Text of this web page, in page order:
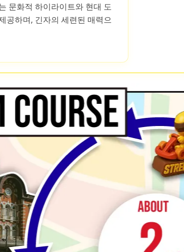
문화적 하이라이트와 현대 도
공하며, 긴자의 세련된 매력으